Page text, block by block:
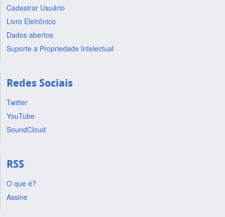
Cadastrar Usuário
Livro Eletrônico
Dados abertos
Suporte a Propriedade Intelectual
Redes Sociais
Twitter
YouTube
SoundCloud
RSS
O que é?
Assine